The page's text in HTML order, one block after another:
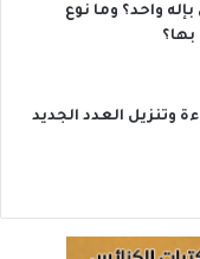
واحد؟ وما نوع
بها؟
وتنزيل العدد الجديد